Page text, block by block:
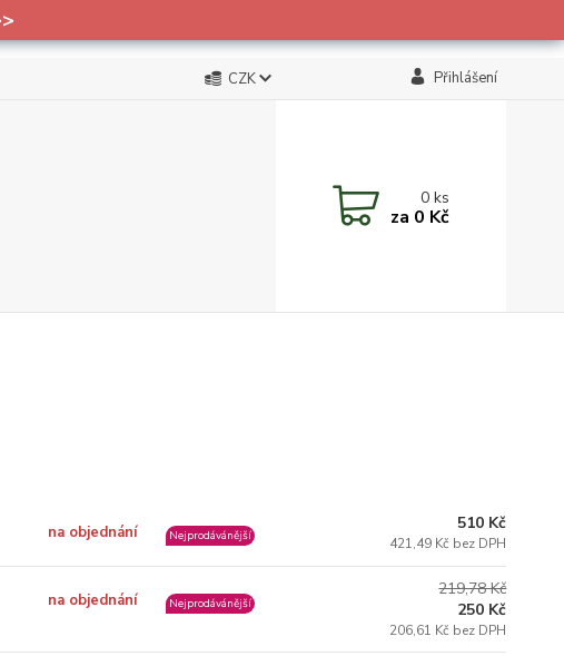
CZK Přihlášení
0ks
za 0 Kč
na objednání Nejprodávánější
510 Kč
421,49 Kč bez DPH
na objednání Nejprodávánější
219,78 Kč
250 Kč
206,61 Kč bez DPH